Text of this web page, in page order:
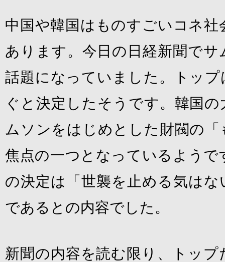
中国や韓国はものすごいコネ
あります。今日の日経新聞で
話題になっていました。トッ
ぐと決定したそうです。韓国
ムソンをはじめとした財閥の
焦点の一つとなっているよう
の決定は「世襲を止める気は
であるとの内容でした。
新聞の内容を読む限り、トッ